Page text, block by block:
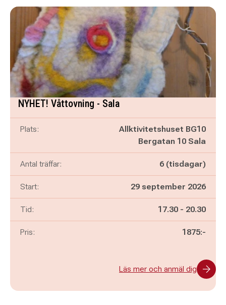
NYHET! Våttovning - Sala
Plats:
Allktivitetshuset BG10
Bergatan 10 Sala
Antal träffar: 6 (tisdagar)
Start: 29 september 2026
Tid: Pågår mellan
17.30 - och
20.30
Pris: 1875:-
Läs mer och anmäl dig